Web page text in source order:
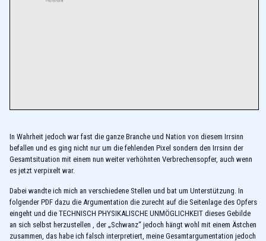
In Wahrheit jedoch war fast die ganze Branche und Nation von diesem Irrsinn
befallen und es ging nicht nur um die fehlenden Pixel sondern den Irrsinn der
Gesamtsituation mit einem nun weiter verhöhnten Verbrechensopfer, auch wenn
es jetzt verpixelt war.
Dabei wandte ich mich an verschiedene Stellen und bat um Unterstützung. In
folgender PDF dazu die Argumentation die zurecht auf die Seitenlage des Opfers
eingeht und die TECHNISCH PHYSIKALISCHE UNMÖGLICHKEIT dieses Gebilde
an sich selbst herzustellen , der „Schwanz“ jedoch hängt wohl mit einem Ästchen
zusammen, das habe ich falsch interpretiert, meine Gesamtargumentation jedoch